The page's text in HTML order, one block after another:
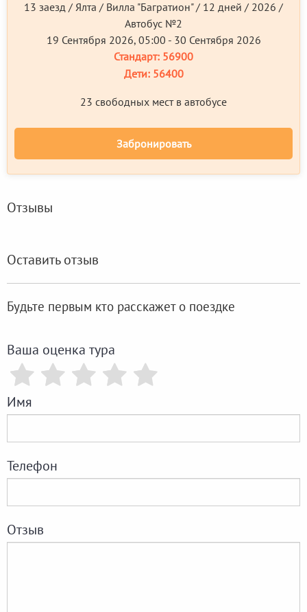
13 заезд / Ялта / Вилла "Багратион" / 12 дней / 2026 /
Автобус №2
19 Сентября 2026, 05:00 - 30 Сентября 2026
Стандарт: 56900
Дети:56400
23 свободных мест в автобусе
Забронировать
Отзывы
Оставить отзыв
Будьте первым кто расскажет о поездке
Ваша оценка тура
Имя
Телефон
Отзыв